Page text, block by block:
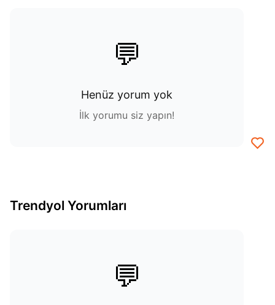
💬
Henüz yorum yok
İlk yorumu siz yapın!
Trendyol Yorumları
💬